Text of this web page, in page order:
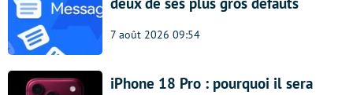
7 août 2026 09:54
iPhone 18 Pro : pourquoi il sera